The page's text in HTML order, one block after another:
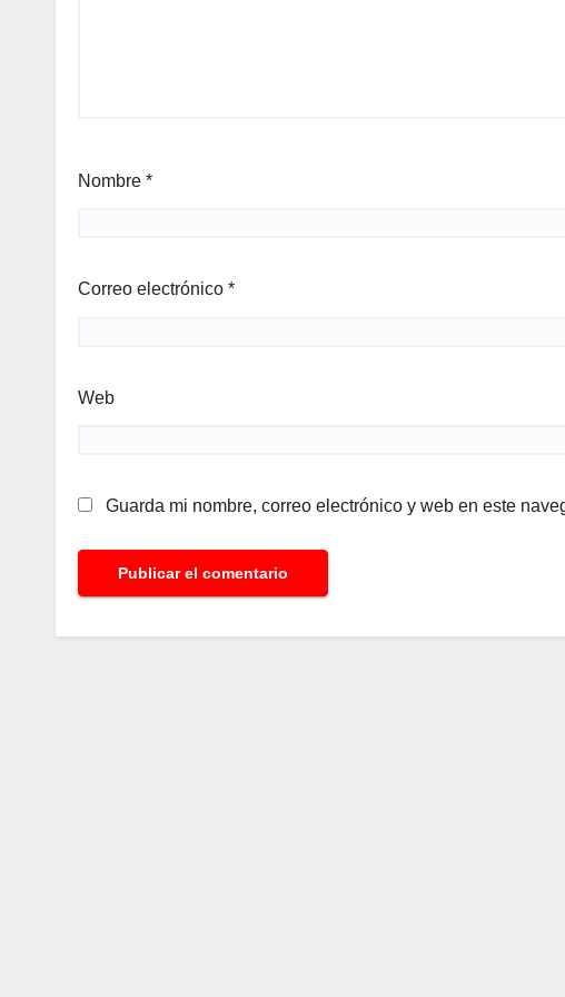
Nombre *
Correo electrónico *
Web
Guarda mi nombre, correo electrónico y web en este